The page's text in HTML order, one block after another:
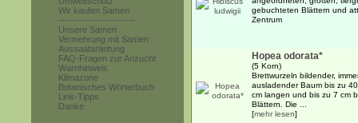
Wir kaufen Samen
------------------------
Unsere Samen
Vermehrung mit Samen
Aussaatanleitung
FAQ-Fragen zur Anzucht
Warnhinweis
Klimazone
Botanisches Wörterbuch
Link-Tipps
Danke
gebuchteten Blättern und
Zentrum
Hopea odorata*
(5 Korn)
Brettwurzeln bildender,
ausladender Baum bis zu
cm langen und bis zu 7 cm
Blättern. Die ...
[mehr lesen]